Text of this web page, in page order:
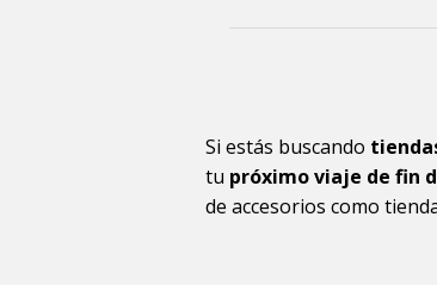
Si estás buscando
tu próximo viaje de fin
de accesorios como